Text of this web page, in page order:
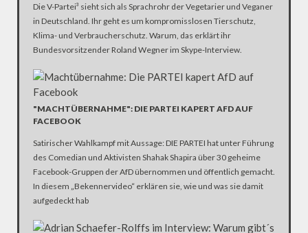
Die V-Partei³ sieht sich als Sprachrohr der Vegetarier und Veganer
in Deutschland. Ihr geht es um kompromisslosen Tierschutz,
Klima- und Verbraucherschutz. Warum, das erklärt ihr
Bundesvorsitzender Roland Wegner im Skype-Interview.
"MACHTÜBERNAHME": DIE PARTEI KAPERT AFD AUF
FACEBOOK
Satirischer Wahlkampf mit Aussage: DIE PARTEI hat unter Führung
des Comedian und Aktivisten Shahak Shapira über 30 geheime
Facebook-Gruppen der AfD übernommen und öffentlich gemacht.
In diesem „Bekennervideo“ erklären sie, wie und was sie damit
aufgedeckt hab